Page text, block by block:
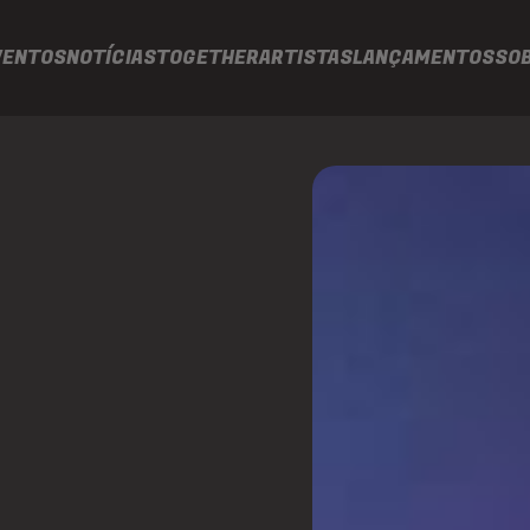
NOTÍCIASTOGETHERARTISTASLANÇAMENTOS